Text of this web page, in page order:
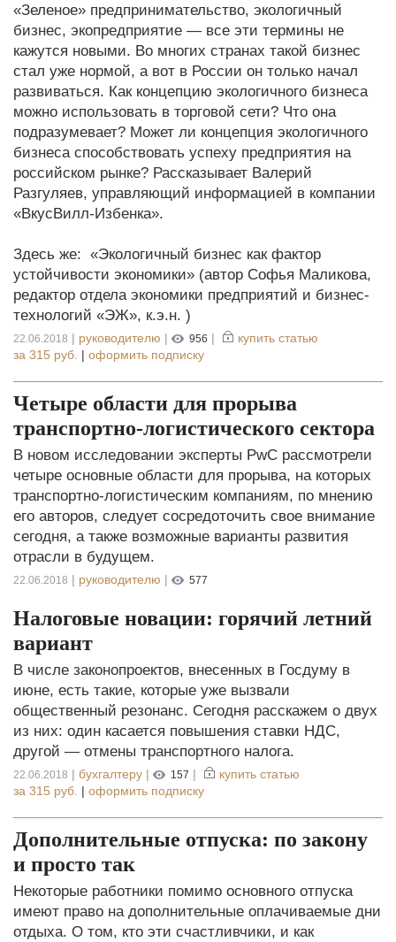
«Зеленое» предпринимательство, экологичный
бизнес, экопредприятие — все эти термины не
кажутся новыми. Во многих странах такой бизнес
стал уже нормой, а вот в России он только начал
развиваться. Как концепцию экологичного бизнеса
можно использовать в торговой сети? Что она
подразумевает? Может ли концепция экологичного
бизнеса способствовать успеху предприятия на
российском рынке? Рассказывает Валерий
Разгуляев, управляющий информацией в компании
«ВкусВилл-Избенка».
Здесь же: «Экологичный бизнес как фактор
устойчивости экономики» (автор Софья Маликова,
редактор отдела экономики предприятий и бизнес-
технологий «ЭЖ», к.э.н. )
22.06.2018 | руководителю | 956 |
купить статью
за 315 руб. | оформить подписку
Четыре области для прорыва
транспортно-логистического сектора
В новом исследовании эксперты PwC рассмотрели
четыре основные области для прорыва, на которых
транспортно-логистическим компаниям, по мнению
его авторов, следует сосредоточить свое внимание
сегодня, а также возможные варианты развития
отрасли в будущем.
22.06.2018 | руководителю | 577
Налоговые новации: горячий летний
вариант
В числе законопроектов, внесенных в Госдуму в
июне, есть такие, которые уже вызвали
общественный резонанс. Сегодня расскажем о двух
из них: один касается повышения ставки НДС,
другой — отмены транспортного налога.
22.06.2018 | бухгалтеру | 157 |
купить статью
за 315 руб. | оформить подписку
Дополнительные отпуска: по закону
и просто так
Некоторые работники помимо основного отпуска
имеют право на дополнительные оплачиваемые дни
отдыха. О том, кто эти счастливчики, и как